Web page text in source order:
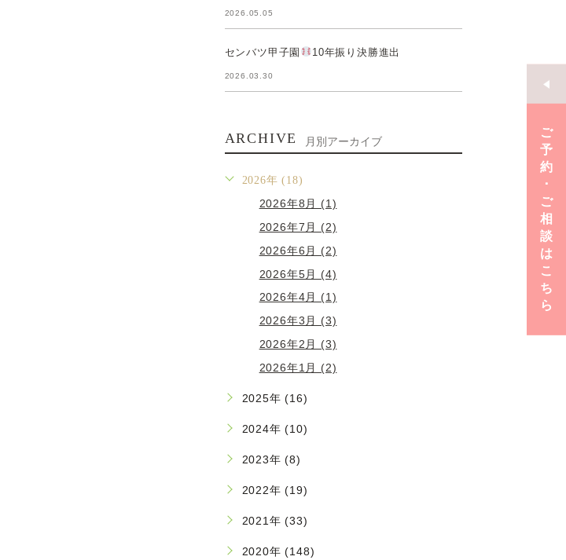
ご
予
約
･
ご
相
談
は
こ
ち
ら
2026.05.05
センバツ甲子園 10年振り決勝進出
2026.03.30
ARCHIVE 月別アーカイブ
2026年 (18)
2026年8月 (1)
2026年7月 (2)
2026年6月 (2)
2026年5月 (4)
2026年4月 (1)
2026年3月 (3)
2026年2月 (3)
2026年1月 (2)
2025年 (16)
2024年 (10)
2023年 (8)
2022年 (19)
2021年 (33)
2020年 (148)